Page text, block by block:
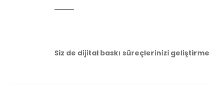
⸻
Siz de dijital baskı süreçlerinizi